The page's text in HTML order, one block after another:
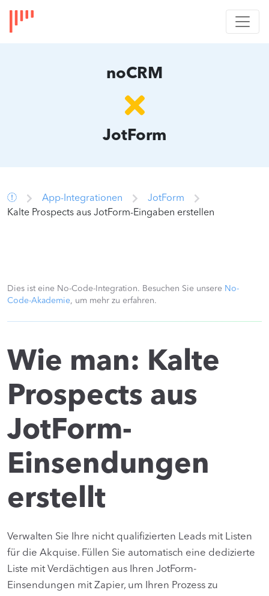
noCRM
JotForm
App-Integrationen
JotForm
Kalte Prospects aus JotForm-Eingaben erstellen
Dies ist eine No-Code-Integration. Besuchen Sie unsere No-
Code-Akademie, um mehr zu erfahren.
Wie man: Kalte
Prospects aus
JotForm-
Einsendungen
erstellt
Verwalten Sie Ihre nicht qualifizierten Leads mit Listen
für die Akquise. Füllen Sie automatisch eine dedizierte
Liste mit Verdächtigen aus Ihren JotForm-
Einsendungen mit Zapier, um Ihren Prozess zu